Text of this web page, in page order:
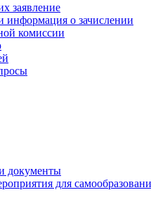
заявление
информация о зачислении
комиссии
документы
для